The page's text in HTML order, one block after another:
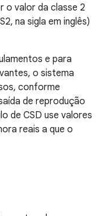
o valor da classe 2
na sigla em inglês)
e para
o sistema
conforme
de reprodução
de CSD use valores
reais a que o